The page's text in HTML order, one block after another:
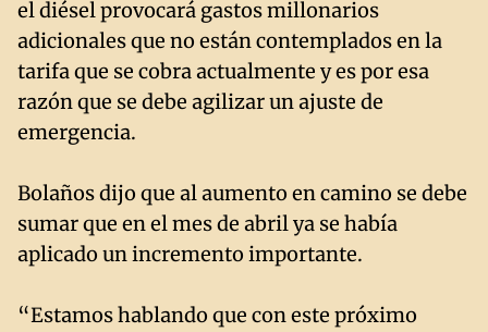
el diésel provocará gastos millonarios
adicionales que no están contemplados en la
tarifa que se cobra actualmente y es por esa
razón que se debe agilizar un ajuste de
emergencia.
Bolaños dijo que al aumento en camino se debe
sumar que en el mes de abril ya se había
aplicado un incremento importante.
“Estamos hablando que con este próximo